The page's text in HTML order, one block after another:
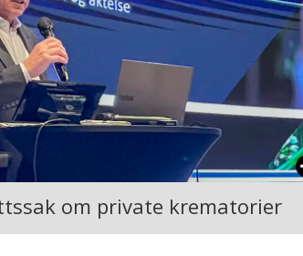
om private krematorier